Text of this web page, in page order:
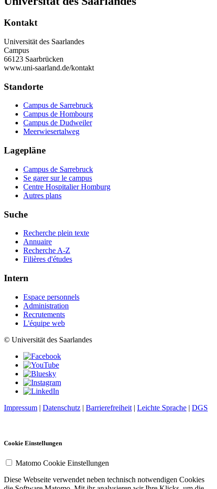
Kontakt
Universität des Saarlandes
Campus
66123 Saarbrücken
www.uni-saarland.de/kontakt
Standorte
Campus de Sarrebruck
Campus de Hombourg
Campus de Dudweiler
Meerwiesertalweg
Lagepläne
Campus de Sarrebruck
Se garer sur le campus
Centre Hospitalier Homburg
Autres plans
Suche
Recherche plein texte
Annuaire
Recherche A-Z
Filières d'études
Intern
Espace personnels
Administration
Recrutements
L'équipe web
© Universität des Saarlandes
Impressum | Datenschutz | Barrierefreiheit | Leichte Sprache | DGS
Cookie Einstellungen
Matomo Cookie Einstellungen
Diese Webseite verwendet neben technisch notwendigen Cookies